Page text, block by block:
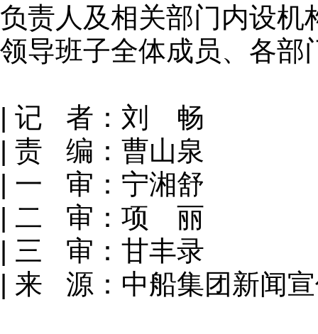
负责人及相关部门内设机
领导班子全体成员、各部
| 记 者：刘 畅
| 责 编：曹山泉
| 一 审：宁湘舒
| 二 审：项 丽
| 三 审：甘丰录
| 来 源：中船集团新闻